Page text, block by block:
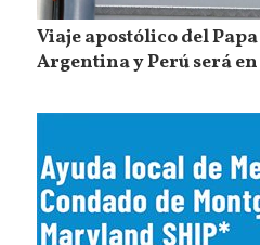
Viaje apostólico del
Argentina y Perú será